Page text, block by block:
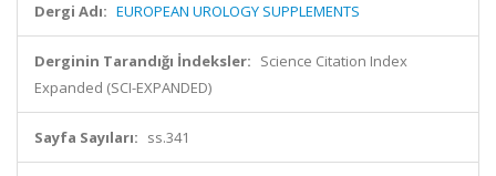
Dergi Adı: EUROPEAN UROLOGY SUPPLEMENTS
Derginin Tarandığı İndeksler: Science Citation Index
Expanded (SCI-EXPANDED)
Sayfa Sayıları: ss.341